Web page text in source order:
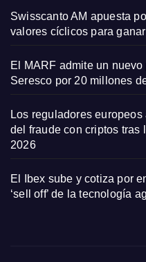
Swisscanto AM apuesta
valores cíclicos para
El MARF admite un
Seresco por 20 millones
Los reguladores
del fraude con criptos tras
2026
El Ibex sube y cotiza por
‘sell off’ de la tecnología